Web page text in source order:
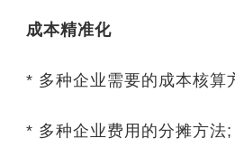
成本精准化
* 多种企业需要的成本核算
* 多种企业费用的分摊方法;